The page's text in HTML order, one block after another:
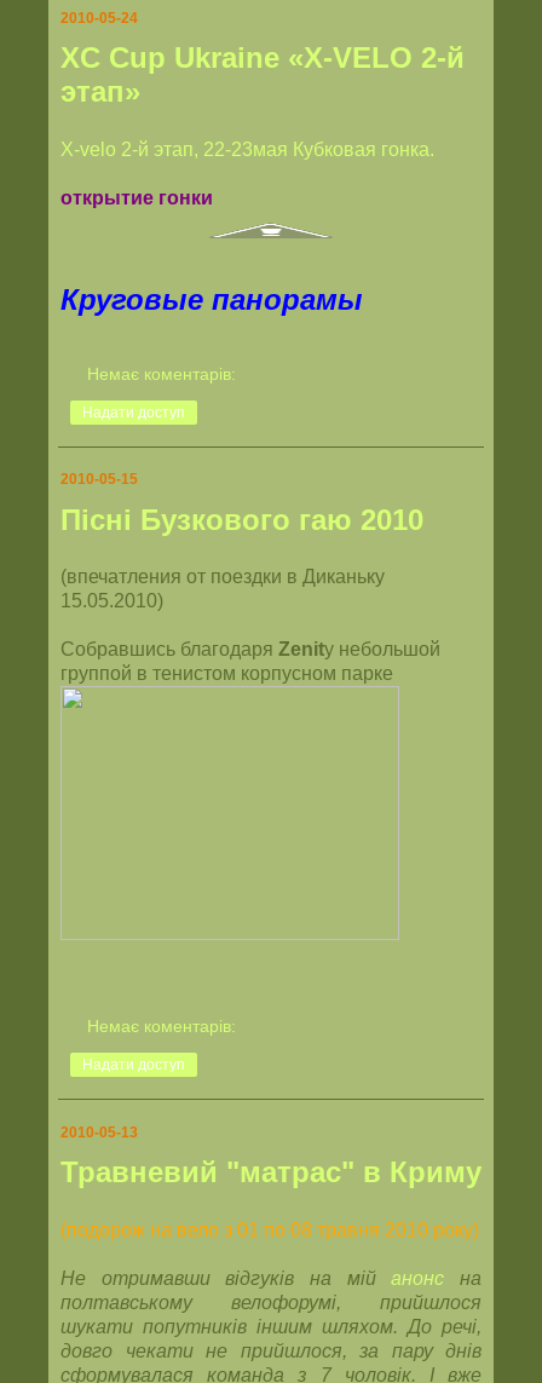
2010-05-24
XC Cup Ukraine «Х-VELO 2-й
этап»
X-velo 2-й этап, 22-23мая Кубковая гонка.
открытие гонки
Круговые панорамы
Немає коментарів:
Надати доступ
2010-05-15
Пісні Бузкового гаю 2010
(впечатления от поездки в Диканьку
15.05.2010)
Собравшись благодаря Zenitу небольшой
группой в тенистом корпусном парке
Немає коментарів:
Надати доступ
2010-05-13
Травневий "матрас" в Криму
(подорож на вело з 01 по 08 травня 2010 року)
Не отримавши відгуків на мійанонс на
полтавському велофорумі, прийшлося
шукати попутників іншим шляхом. До речі,
довго чекати не прийшлося, за пару днів
сформувалася команда з 7 чоловік. І вже